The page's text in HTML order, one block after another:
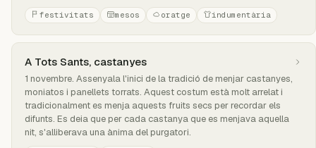
festivitats mesos oratge indumentària
A Tots Sants, castanyes
1 novembre. Assenyala l'inici de la tradició de menjar castanyes,
moniatos i panellets torrats. Aquest costum està molt arrelat i
tradicionalment es menja aquests fruits secs per recordar els
difunts. Es deia que per cada castanya que es menjava aquella
nit, s'alliberava una ànima del purgatori.